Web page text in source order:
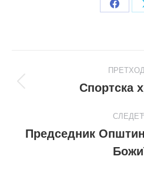
Share
navigation
Спортска
Председник